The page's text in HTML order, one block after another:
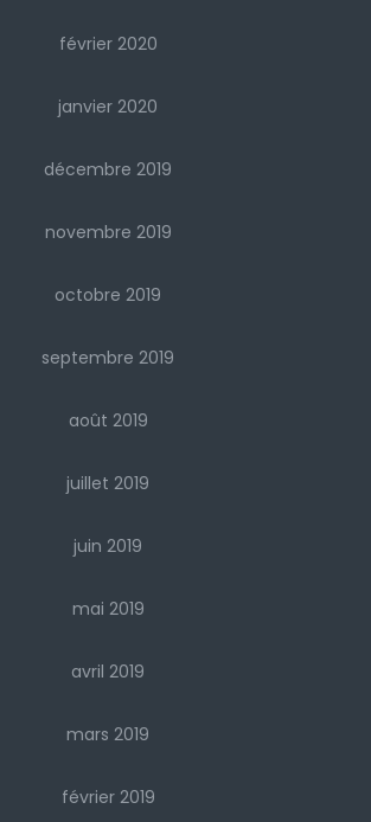
février 2020
janvier 2020
décembre 2019
novembre 2019
octobre 2019
septembre 2019
août 2019
juillet 2019
juin 2019
mai 2019
avril 2019
mars 2019
février 2019